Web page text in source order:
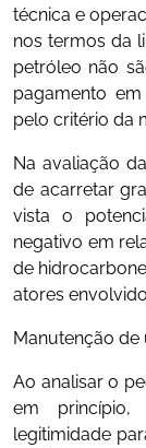
técnica e
nos termos da
petróleo não
pagamento
pelo critério da
Na avaliação
de acarretar
vista o
negativo em
de
atores
Manutenção
Ao analisar o
em princípio,
legitimidade